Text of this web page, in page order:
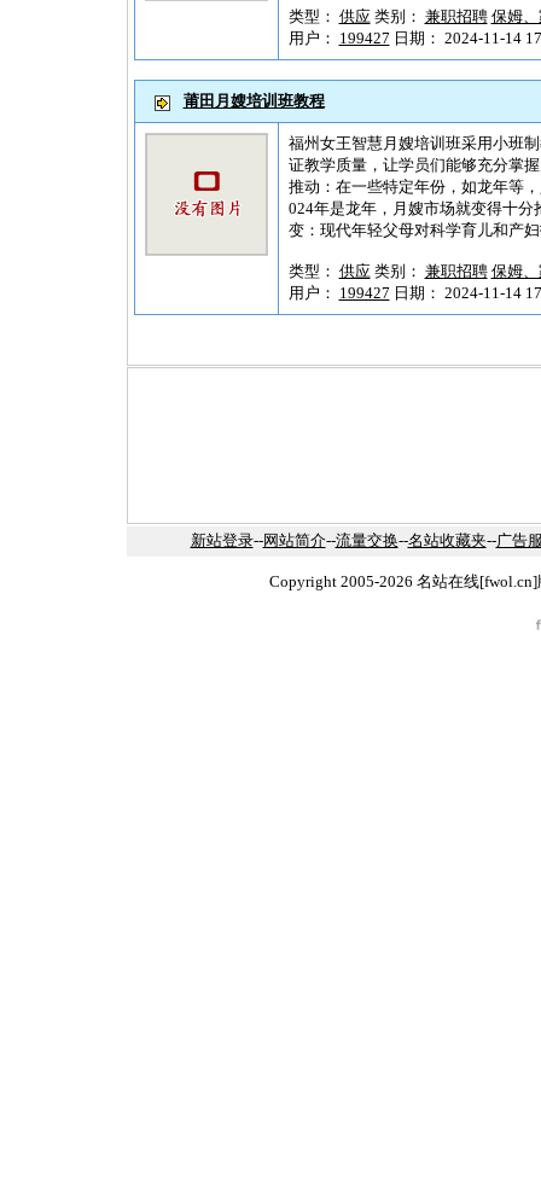
类型： 供应类别： 兼职招聘 保姆
用户： 199427 日期： 2024-11-14
莆田月嫂培训班教程
福州女王智慧月嫂培训班采用小班
证教学质量，让学员们能够充分掌
推动：在一些特定年份，如龙年等
024年是龙年，月嫂市场就变得十
变：现代年轻父母对科学育儿和产
类型： 供应类别： 兼职招聘 保姆
用户： 199427 日期： 2024-11-14
新站登录--网站简介--流量交换--名站收藏夹--广告
Copyright 2005-2026 名站在线